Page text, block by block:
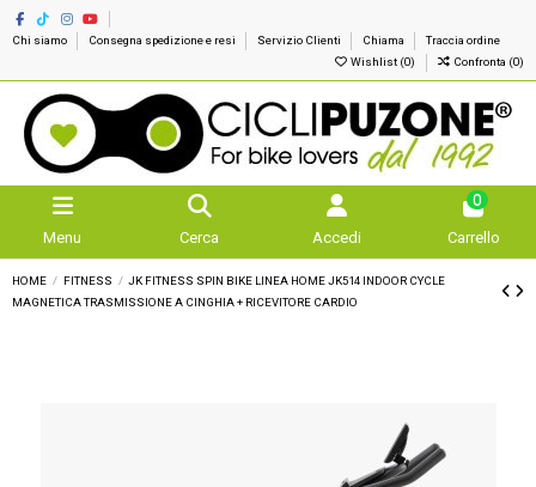
Chi siamo Consegna spedizione e resi Servizio Clienti Chiama
Traccia ordine
Wishlist (0) Confronta (0)
Menu Cerca Accedi
0
Carrello
HOME FITNESS
JK FITNESS SPIN BIKE LINEA HOME JK514 INDOOR CYCLE
MAGNETICA TRASMISSIONE A CINGHIA + RICEVITORE CARDIO